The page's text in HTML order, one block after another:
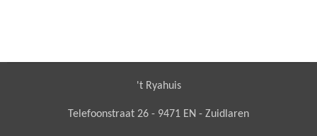
't Ryahuis
Telefoonstraat 26 - 9471 EN - Zuidlaren